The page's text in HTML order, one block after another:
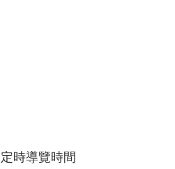
定時導覽時間